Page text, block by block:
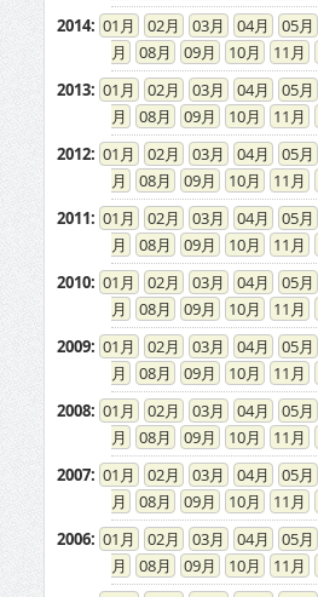
2014: 01 02 03 04 05
08
09 10 11
2013: 01 02 03 04 05
08
09 10 11
2012: 01 02 03 04 05
08
09 10 11
2011: 01 02 03 04 05
08
09 10 11
2010: 01 02 03 04 05
08
09 10 11
2009: 01 02 03 04 05
08
09 10 11
2008: 01 02 03 04 05
08
09 10 11
2007: 01 02 03 04 05
08
09 10 11
2006: 01 02 03 04 05
08
09 10 11